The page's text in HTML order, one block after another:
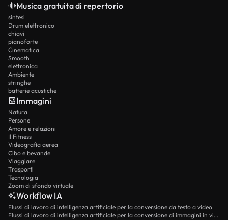
Musica gratuita di repertorio
sintesi
Drum elettronico
chiavi
pianoforte
Cinematica
Smooth
elettronica
Ambiente
stringhe
batterie acustiche
Immagini
Natura
Persone
Amore e relazioni
Il Fitness
Videografia aerea
Cibo e bevande
Viaggiare
Trasporti
Tecnologia
Zoom di sfondo virtuale
Workflow IA
Flussi di lavoro di intelligenza artificiale per la conversione da testo a video
Flussi di lavoro di intelligenza artificiale per la conversione di immagini in video